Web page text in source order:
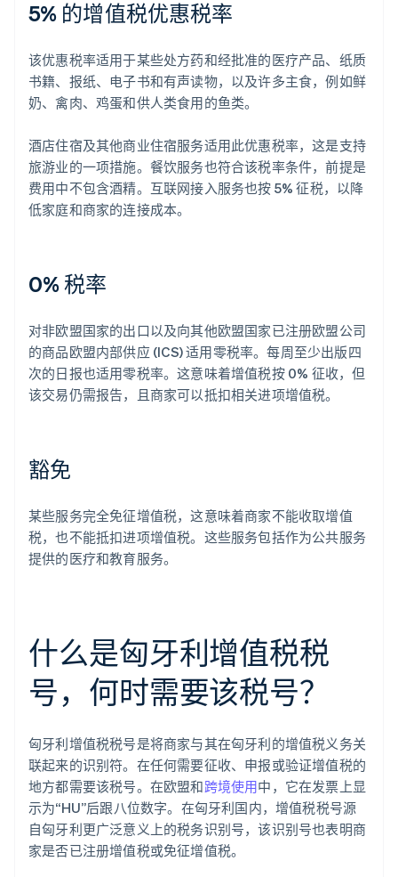
5% 的增值税优惠税率
该优惠税率适用于某些处方药和经批准的医疗产品、纸质
书籍、报纸、电子书和有声读物，以及许多主食，例如鲜
奶、禽肉、鸡蛋和供人类食用的鱼类。
酒店住宿及其他商业住宿服务适用此优惠税率，这是支持
旅游业的一项措施。餐饮服务也符合该税率条件，前提是
费用中不包含酒精。互联网接入服务也按 5% 征税，以降
低家庭和商家的连接成本。
0% 税率
对非欧盟国家的出口以及向其他欧盟国家已注册欧盟公司
的商品欧盟内部供应 (ICS) 适用零税率。每周至少出版四
次的日报也适用零税率。这意味着增值税按 0% 征收，但
该交易仍需报告，且商家可以抵扣相关进项增值税。
豁免
某些服务完全免征增值税，这意味着商家不能收取增值
税，也不能抵扣进项增值税。这些服务包括作为公共服务
提供的医疗和教育服务。
什么是匈牙利增值税税
号，何时需要该税号？
匈牙利增值税税号是将商家与其在匈牙利的增值税义务关
联起来的识别符。在任何需要征收、申报或验证增值税的
地方都需要该税号。在欧盟和跨境使用中，它在发票上显
示为“HU”后跟八位数字。在匈牙利国内，增值税税号源
自匈牙利更广泛意义上的税务识别号，该识别号也表明商
家是否已注册增值税或免征增值税。